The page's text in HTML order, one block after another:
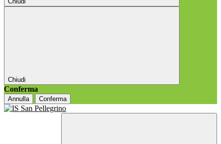
Chiudi
Conferma
Annulla Conferma